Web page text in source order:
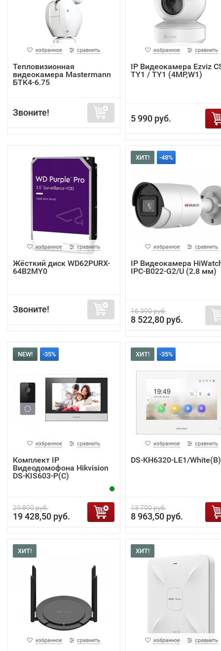
избранное сравнить
Тепловизионная
видеокамера Mastermann
БТК4-6.75
Звоните!
избранное сравнить
IP Видеокамера Ezviz
TY1 / TY1 (4MP,W1)
5 990 руб.
избранное сравнить
Жёсткий диск WD62PURX-
64B2MY0
Звоните!
ХИТ! -48%
избранное сравнить
IP Видеокамера
IPC-B022-G2/U (2.8 мм)
16 390 руб.
8 522,80 руб.
NEW! -35%
избранное сравнить
Комплект IP
Видеодомофона Hikvision
DS-KIS603-P(C)
29 890 руб.
19 428,50 руб.
ХИТ! -35%
избранное сравнить
DS-KH6320-LE1/White(B)
13 790 руб.
8 963,50 руб.
ХИТ!
избранное сравнить
ХИТ!
избранное сравнить